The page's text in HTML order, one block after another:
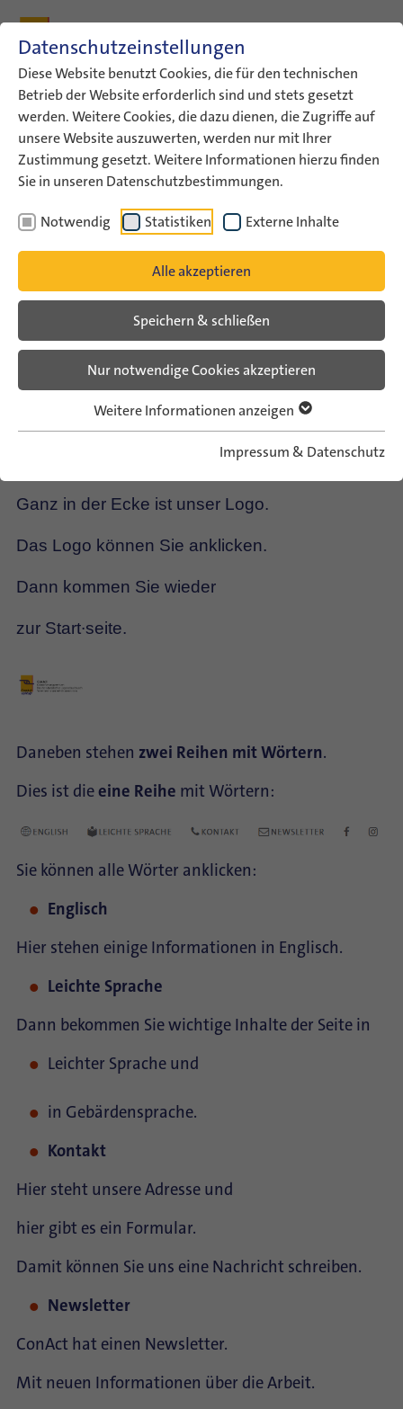
Datenschutzeinstellungen
Diese Website benutzt Cookies, die für den technischen
Betrieb der Website erforderlich sind und stets gesetzt
werden. Weitere Cookies, die dazu dienen, die Zugriffe auf
unsere Website auszuwerten, werden nur mit Ihrer
Zustimmung gesetzt. Weitere Informationen hierzu finden
Sie in unseren Datenschutzbestimmungen.
Notwendig Statistiken Externe Inhalte
Alle akzeptieren
Speichern & schließen
Nur notwendige Cookies akzeptieren
Weitere Informationen anzeigen
Impressum & Datenschutz
ConAct
Leichte Sprache
Erklärung: So benutzen Sie…
Willkommen auf der
Internet∙seite von ConAct!
Wir erklären Ihnen jetzt die Start∙seite.
Zuerst erklären wir denoberen Teil der Start∙seite.
Der Teil ist auf jeder Seite gleich.
Ganz in der Ecke ist unser Logo.
Das Logo können Sie anklicken.
Dann kommen Sie wieder
zur Start∙seite.
Daneben stehen zwei Reihen mit Wörtern.
Dies ist dieeine Reihe mit Wörtern:
Sie können alle Wörter anklicken:
Englisch
Hier stehen einige Informationen in Englisch.
Leichte Sprache
Dann bekommen Sie wichtige Inhalte der Seite in
Leichter Sprache und
in Gebärdensprache.
Kontakt
Hier steht unsere Adresse und
hier gibt es ein Formular.
Damit können Sie uns eine Nachricht schreiben.
Newsletter
ConAct hat einen Newsletter.
Mit neuen Informationen über die Arbeit.